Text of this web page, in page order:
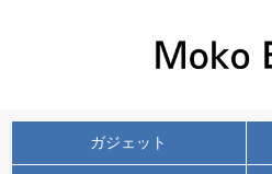
ガジェット